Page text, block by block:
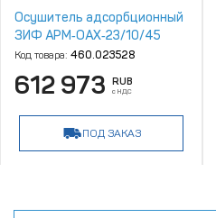
Осушитель адсорбционный
ЗИФ АРМ‑ОАХ‑23/10/45
Код товара: 460.023528
612 973 RUB
с НДС
ПОД ЗАКАЗ